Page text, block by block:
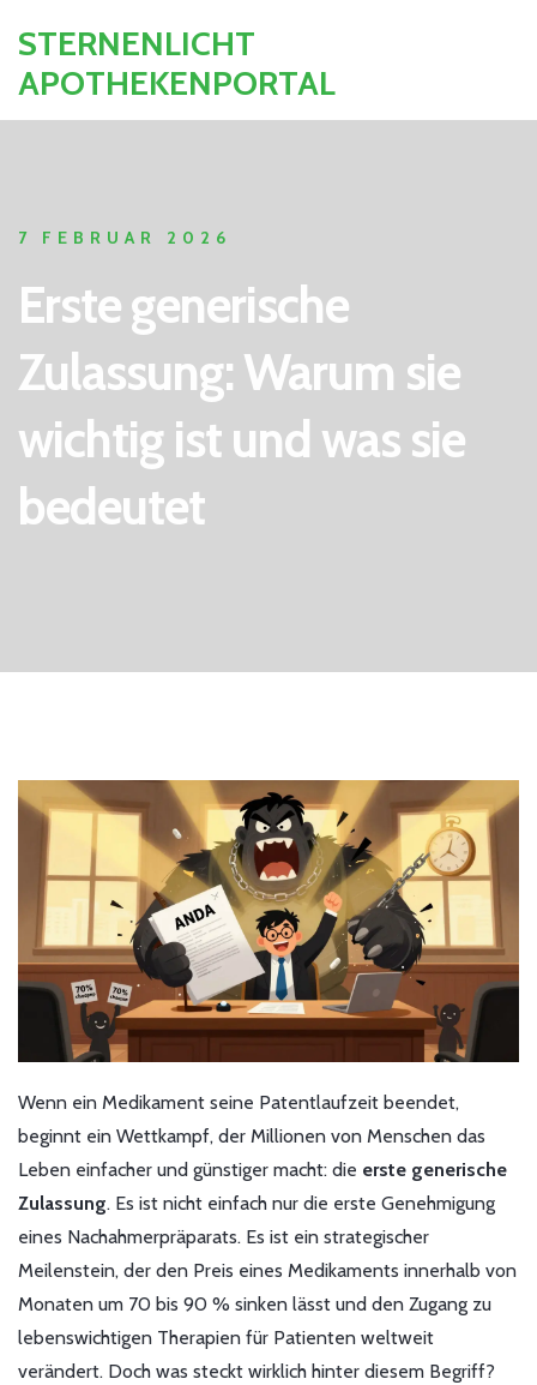
STERNENLICHT
APOTHEKENPORTAL
7 FEBRUAR 2026
Erste generische
Zulassung: Warum sie
wichtig ist und was sie
bedeutet
Wenn ein Medikament seine Patentlaufzeit beendet,
beginnt ein Wettkampf, der Millionen von Menschen das
Leben einfacher und günstiger macht: die erste generische
Zulassung. Es ist nicht einfach nur die erste Genehmigung
eines Nachahmerpräparats. Es ist ein strategischer
Meilenstein, der den Preis eines Medikaments innerhalb von
Monaten um 70 bis 90 % sinken lässt und den Zugang zu
lebenswichtigen Therapien für Patienten weltweit
verändert. Doch was steckt wirklich hinter diesem Begriff?